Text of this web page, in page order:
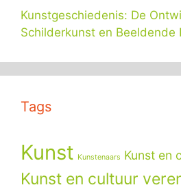
Kunstgeschiedenis: De
Schilderkunst en Beeldende
Tags
Kunst Kunstenaars Kunst en
Kunst en cultuur